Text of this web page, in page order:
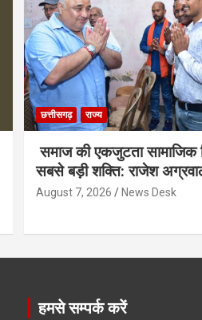
छत्तीसगढ़ राज्य
समाज की एकजुटता सामाजिक
सबसे बड़ी शक्ति: राजेश
August 7, 2026 News Desk
हमसे सम्पर्क करें